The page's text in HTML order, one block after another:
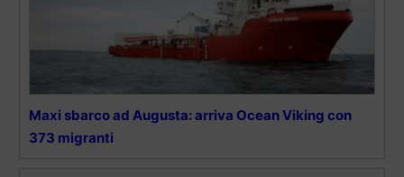
Maxi sbarco ad Augusta: arriva Ocean Viking con
373 migranti